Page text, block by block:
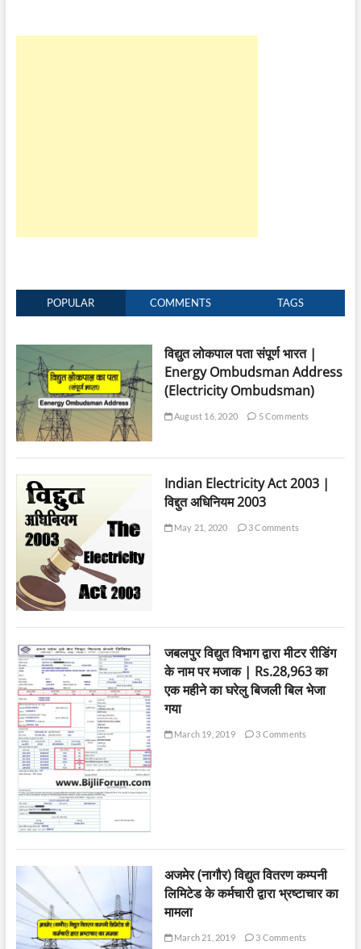
POPULAR COMMENTS TAGS
विद्युत लोकपाल पता संपूर्ण भारत |
Energy Ombudsman Address
(Electricity Ombudsman)
August 16, 2020 5 Comments
Indian Electricity Act 2003 |
विद्दुत अधिनियम 2003
May 21, 2020 3 Comments
जबलपुर विद्युत विभाग द्वारा मीटर रीडिंग
के नाम पर मजाक | Rs.28,963 का
एक महीने का घरेलु बिजली बिल भेजा
गया
March 19, 2019 3 Comments
अजमेर (नागौर) विद्युत वितरण कम्पनी
लिमिटेड के कर्मचारी द्वारा भ्रष्टाचार का
मामला
March 21, 2019 3 Comments